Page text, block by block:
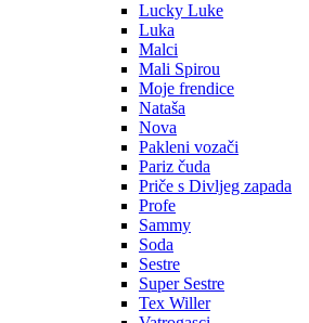
Lucky Luke
Luka
Malci
Mali Spirou
Moje frendice
Nataša
Nova
Pakleni vozači
Pariz čuda
Priče s Divljeg zapada
Profe
Sammy
Soda
Sestre
Super Sestre
Tex Willer